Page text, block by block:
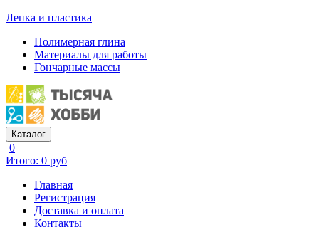
Лепка и пластика
Полимерная глина
Материалы для работы
Гончарные массы
Каталог
0
Итого: 0 руб
Главная
Регистрация
Доставка и оплата
Контакты